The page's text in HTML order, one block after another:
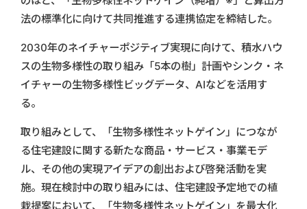
法の標準化に向けて共同推進する連携協定を締結した。
2030年のネイチャーポジティブ実現に向けて、積水ハウ
スの生物多様性の取り組み「5本の樹」計画やシンク・ネ
イチャーの生物多様性ビッグデータ、AIなどを活用す
る。
取り組みとして、「生物多様性ネットゲイン」につなが
る住宅建設に関する新たな商品・サービス・事業モデ
ル、その他の実現アイデアの創出および啓発活動を実
施。現在検討中の取り組みには、住宅建設予定地での植
栽提案において、「生物多様性ネットゲイン」を最大化